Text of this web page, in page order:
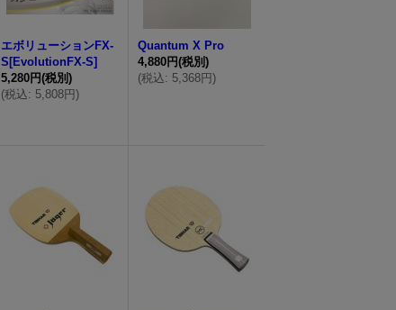
エボリューションFX-
S[EvolutionFX-S]
5,280円(税別)
(税込: 5,808円)
Quantum X Pro
4,880円(税別)
(税込: 5,368円)